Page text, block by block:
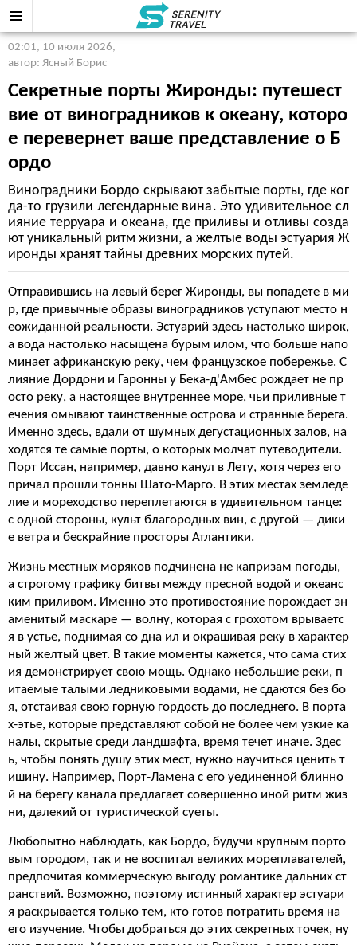
02:01, 10 июля 2026,
автор: Ясный Борис
Секретные порты Жиронды: путешест
вие от виноградников к океану, которо
е перевернет ваше представление о Б
ордо
Виноградники Бордо скрывают забытые порты, где ког
да-то грузили легендарные вина. Это удивительное сл
ияние терруара и океана, где приливы и отливы созда
ют уникальный ритм жизни, а желтые воды эстуария Ж
иронды хранят тайны древних морских путей.
Отправившись на левый берег Жиронды, вы попадете в ми
р, где привычные образы виноградников уступают место н
еожиданной реальности. Эстуарий здесь настолько широк,
а вода настолько насыщена бурым илом, что больше напо
минает африканскую реку, чем французское побережье. С
лияние Дордони и Гаронны у Бека-д'Амбес рождает не пр
осто реку, а настоящее внутреннее море, чьи приливные т
ечения омывают таинственные острова и странные берега.
Именно здесь, вдали от шумных дегустационных залов, на
ходятся те самые порты, о которых молчат путеводители.
Порт Иссан, например, давно канул в Лету, хотя через его
причал прошли тонны Шато-Марго. В этих местах земледе
лие и мореходство переплетаются в удивительном танце:
с одной стороны, культ благородных вин, с другой — дики
е ветра и бескрайние просторы Атлантики.
Жизнь местных моряков подчинена не капризам погоды,
а строгому графику битвы между пресной водой и океанс
ким приливом. Именно это противостояние порождает зн
аменитый маскаре — волну, которая с грохотом врываетс
я в устье, поднимая со дна ил и окрашивая реку в характер
ный желтый цвет. В такие моменты кажется, что сама стих
ия демонстрирует свою мощь. Однако небольшие реки, п
итаемые талыми ледниковыми водами, не сдаются без бо
я, отстаивая свою горную гордость до последнего. В порта
х-этье, которые представляют собой не более чем узкие ка
налы, скрытые среди ландшафта, время течет иначе. Здес
ь, чтобы понять душу этих мест, нужно научиться ценить т
ишину. Например, Порт-Ламена с его уединенной блинно
й на берегу канала предлагает совершенно иной ритм жиз
ни, далекий от туристической суеты.
Любопытно наблюдать, как Бордо, будучи крупным порто
вым городом, так и не воспитал великих мореплавателей,
предпочитая коммерческую выгоду романтике дальних ст
ранствий. Возможно, поэтому истинный характер эстуари
я раскрывается только тем, кто готов потратить время на
его изучение. Чтобы добраться до этих секретных точек, ну